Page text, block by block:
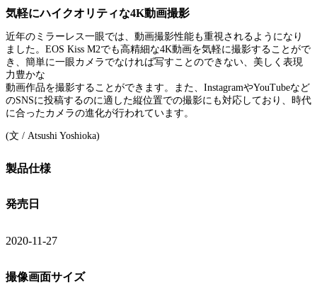
気軽にハイクオリティな4K動画撮影
近年のミラーレス一眼では、動画撮影性能も重視されるようになり
ました。EOS Kiss M2でも高精細な4K動画を気軽に撮影することがで
き、簡単に一眼カメラでなければ写すことのできない、美しく表現
力豊かな
動画作品を撮影することができます。また、InstagramやYouTubeなど
のSNSに投稿するのに適した縦位置での撮影にも対応しており、時代
に合ったカメラの進化が行われています。
(文 / Atsushi Yoshioka)
製品仕様
発売日
2020-11-27
撮像画面サイズ